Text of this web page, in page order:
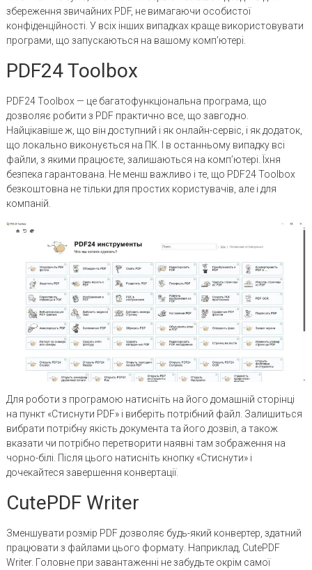
збереження звичайних PDF, не вимагаючи особистої
конфіденційності. У всіх інших випадках краще використовувати
програми, що запускаються на вашому комп’ютері.
PDF24 Toolbox
PDF24 Toolbox — це багатофункціональна програма, що
дозволяє робити з PDF практично все, що завгодно.
Найцікавіше ж, що він доступний і як онлайн-сервіс, і як додаток,
що локально виконується на ПК. І в останньому випадку всі
файли, з якими працюєте, залишаються на комп’ютері. Їхня
безпека гарантована. Не менш важливо і те, що PDF24 Toolbox
безкоштовна не тільки для простих користувачів, але і для
компаній.
Для роботи з програмою натисніть на його домашній сторінці
на пункт «Стиснути PDF» і виберіть потрібний файл. Залишиться
вибрати потрібну якість документа та його дозвіл, а також
вказати чи потрібно перетворити наявні там зображення на
чорно-білі. Після цього натисніть кнопку «Стиснути» і
дочекайтеся завершення конвертації.
CutePDF Writer
Зменшувати розмір PDF дозволяє будь-який конвертер, здатний
працювати з файлами цього формату. Наприклад, CutePDF
Writer. Головне при завантаженні не забудьте окрім самої